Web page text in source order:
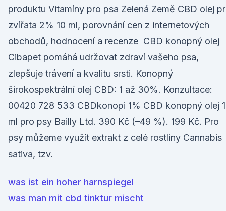
produktu Vitamíny pro psa Zelená Země CBD olej
zvířata 2% 10 ml, porovnání cen z internetových
obchodů, hodnocení a recenze CBD konopný olej
Cibapet pomáhá udržovat zdraví vašeho psa,
zlepšuje trávení a kvalitu srsti. Konopný
širokospektrální olej CBD: 1 až 30%. Konzultace:
00420 728 533 CBDkonopi 1% CBD konopný olej
ml pro psy Bailly Ltd. 390 Kč (–49 %). 199 Kč. Pro
psy můžeme využít extrakt z celé rostliny Cannabis
sativa, tzv.
was ist ein hoher harnspiegel
was man mit cbd tinktur mischt